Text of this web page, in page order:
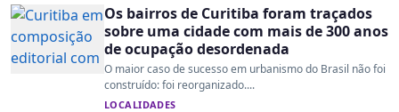
Os bairros de Curitiba foram traçados
sobre uma cidade com mais de 300 anos
de ocupação desordenada
O maior caso de sucesso em urbanismo do Brasil não foi
construído: foi reorganizado....
LOCALIDADES